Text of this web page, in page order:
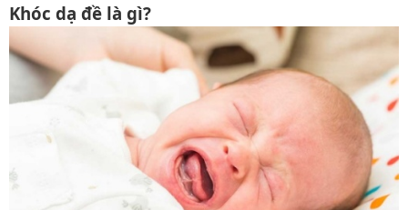
Khóc dạ đề là gì?